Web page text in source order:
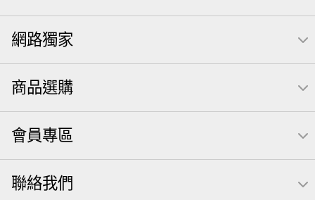
全聯 拜拜 洋芋片 元本山 萬歲牌 小魚 薯條
飲 甘栗
起司 每日 icash 南瓜子 義大利麵 荷卡
卡廸那 95℃鮮脆三色丁
【萬歲牌】每日堅果系列 萬歲牌 南瓜籽 禮盒
VA 萬歲牌 總匯點心包(42gx20包)
減糖日記 全聯 南瓜子 素食 小魚干
無調味綜合堅果
網路獨家
商品選購
會員專區
聯絡我們